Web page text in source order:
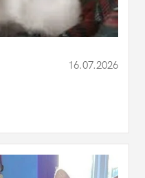
16.07.2026